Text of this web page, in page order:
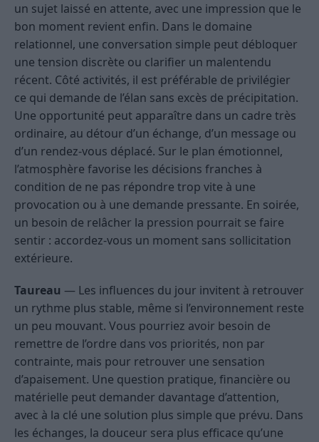
un sujet laissé en attente, avec une impression que le
bon moment revient enfin. Dans le domaine
relationnel, une conversation simple peut débloquer
une tension discrète ou clarifier un malentendu
récent. Côté activités, il est préférable de privilégier
ce qui demande de l’élan sans excès de précipitation.
Une opportunité peut apparaître dans un cadre très
ordinaire, au détour d’un échange, d’un message ou
d’un rendez-vous déplacé. Sur le plan émotionnel,
l’atmosphère favorise les décisions franches à
condition de ne pas répondre trop vite à une
provocation ou à une demande pressante. En soirée,
un besoin de relâcher la pression pourrait se faire
sentir : accordez-vous un moment sans sollicitation
extérieure.
Taureau — Les influences du jour invitent à retrouver
un rythme plus stable, même si l’environnement reste
un peu mouvant. Vous pourriez avoir besoin de
remettre de l’ordre dans vos priorités, non par
contrainte, mais pour retrouver une sensation
d’apaisement. Une question pratique, financière ou
matérielle peut demander davantage d’attention,
avec à la clé une solution plus simple que prévu. Dans
les échanges, la douceur sera plus efficace qu’une